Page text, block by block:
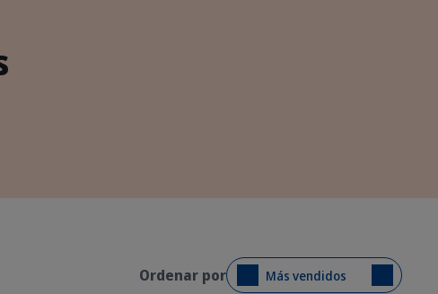
Ordenar por Más vendidos